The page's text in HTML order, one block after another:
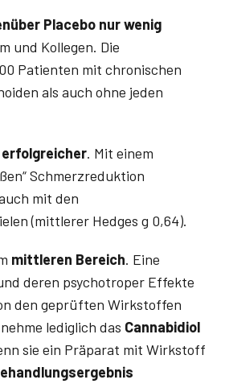
Placebo nur wenig
und Kollegen. Die
Patienten mit chronischen
als auch ohne jeden
. Mit einem
Schmerzreduktion
mit den
(mittlerer Hedges g 0,64).
mittleren Bereich. Eine
deren psychotroper Effekte
den geprüften Wirkstoffen
lediglich das Cannabidiol
sie ein Präparat mit Wirkstoff